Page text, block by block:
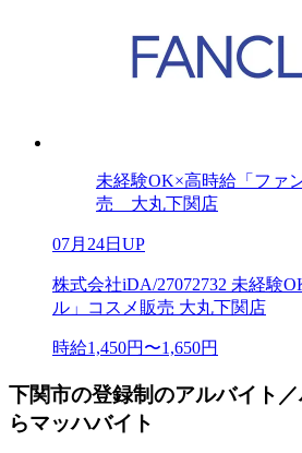
未経験OK×高時給「ファ
売 大丸下関店
07月24日UP
株式会社iDA/27072732 未経験
ル」コスメ販売 大丸下関店
時給1,450円〜1,650円
下関市の登録制のアルバイト
らマッハバイト